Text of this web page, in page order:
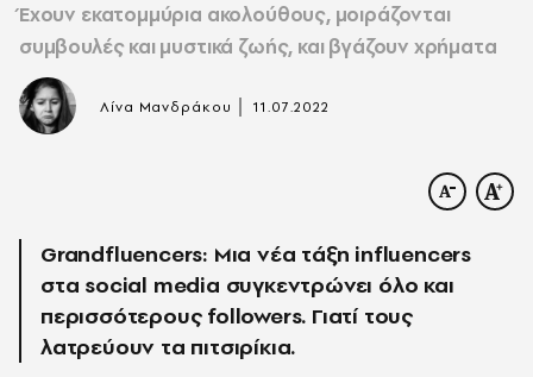
Έχουν εκατομμύρια ακολούθους, μοιράζονται
συμβουλές και μυστικά ζωής, και βγάζουν χρήματα
Λίνα Μανδράκου 11.07.2022
Grandfluencers: Μια νέα τάξη influencers
στα social media συγκεντρώνει όλο και
περισσότερους followers. Γιατί τους
λατρεύουν τα πιτσιρίκια.